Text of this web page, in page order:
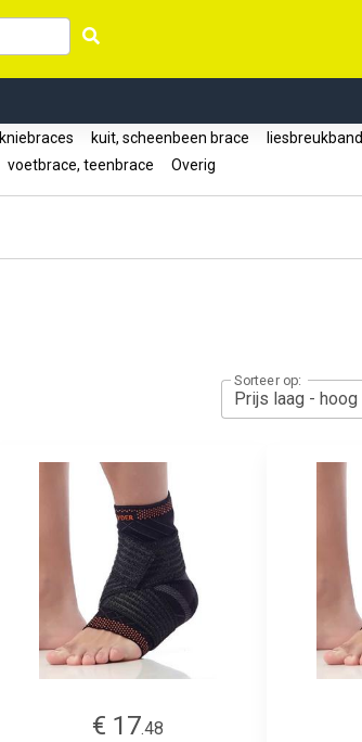
kniebraces kuit, scheenbeen brace liesbreukband
voetbrace, teenbrace Overig
Sorteer op:
€ 17.48